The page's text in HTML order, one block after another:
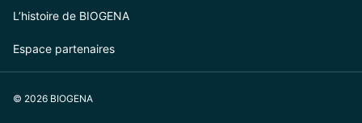
L’histoire de BIOGENA
Espace partenaires
© 2026 BIOGENA